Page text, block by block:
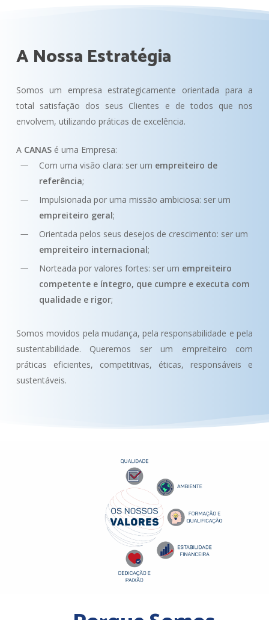
A Nossa Estratégia
Somos um empresa estrategicamente orientada para a
total satisfação dos seus Clientes e de todos que nos
envolvem, utilizando práticas de excelência.
A CANASé uma Empresa:
Com uma visão clara: ser um empreiteiro de
referência;
Impulsionada por uma missão ambiciosa: ser um
empreiteiro geral;
Orientada pelos seus desejos de crescimento: ser um
empreiteiro internacional;
Norteada por valores fortes: ser um empreiteiro
competente e íntegro, que cumpre e executa com
qualidade e rigor;
Somos movidos pela mudança, pela responsabilidade e pela
sustentabilidade. Queremos ser um empreiteiro com
práticas eficientes, competitivas, éticas, responsáveis e
sustentáveis.